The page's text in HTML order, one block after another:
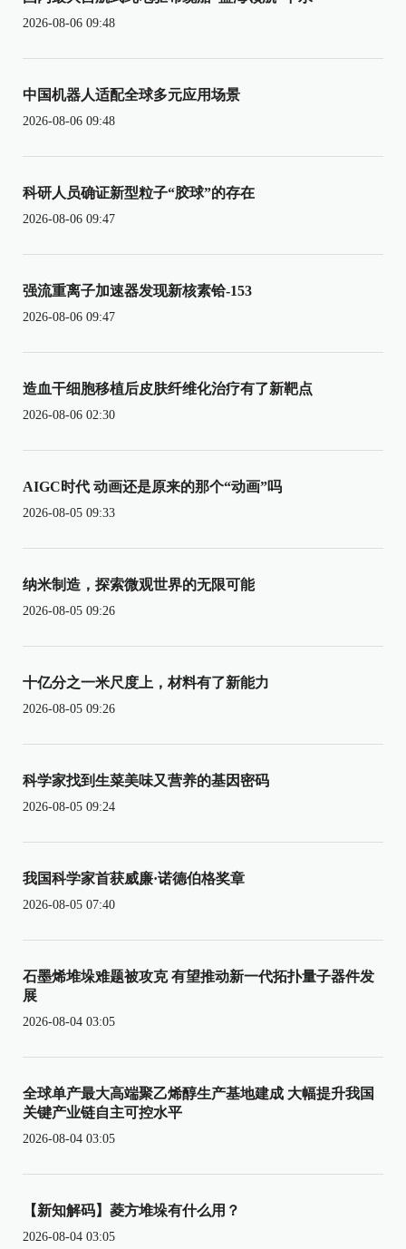
2026-08-06 09:48
中国机器人适配全球多元应用场景
2026-08-06 09:48
科研人员确证新型粒子“胶球”的存在
2026-08-06 09:47
强流重离子加速器发现新核素铪-153
2026-08-06 09:47
造血干细胞移植后皮肤纤维化治疗有了新靶点
2026-08-06 02:30
AIGC时代 动画还是原来的那个“动画”吗
2026-08-05 09:33
纳米制造，探索微观世界的无限可能
2026-08-05 09:26
十亿分之一米尺度上，材料有了新能力
2026-08-05 09:26
科学家找到生菜美味又营养的基因密码
2026-08-05 09:24
我国科学家首获威廉·诺德伯格奖章
2026-08-05 07:40
石墨烯堆垛难题被攻克 有望推动新一代拓扑量子器件发
展
2026-08-04 03:05
全球单产最大高端聚乙烯醇生产基地建成 大幅提升我国
关键产业链自主可控水平
2026-08-04 03:05
【新知解码】菱方堆垛有什么用？
2026-08-04 03:05